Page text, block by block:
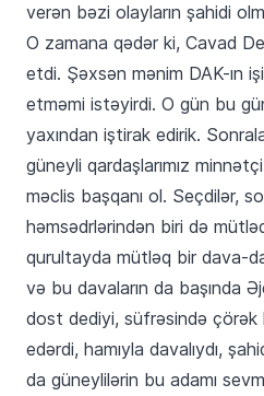
verən bəzi olayların şahidi
O zamana qədər ki, Cavad
etdi. Şəxsən mənim DAK-ın
etməmi istəyirdi. O gün bu
yaxından iştirak edirik.
güneyli qardaşlarımız
məclis başqanı ol. Seçdilər,
həmsədrlərindən biri də
qurultayda mütləq bir dava-
və bu davaların da başında
dost dediyi, süfrəsində
edərdi, hamıyla davalıydı,
da güneylilərin bu adamı